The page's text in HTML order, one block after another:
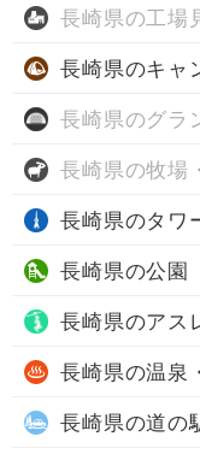
長崎県の工場
長崎県のキャ
長崎県のグラ
長崎県の牧場
長崎県のタワ
長崎県の公園
長崎県のアス
長崎県の温泉
長崎県の道の